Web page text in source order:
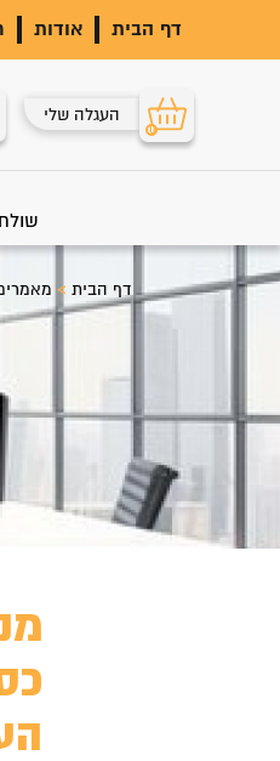
דף הבית אודות
0
העגלה שלי
דף הבית>